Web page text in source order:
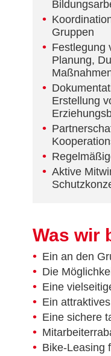
Gruppen
Festlegung
Planung,
Erstellung
Aktive
Was wir
Ein an den
Die
Eine
Ein
Eine sichere
Bike-Leasing